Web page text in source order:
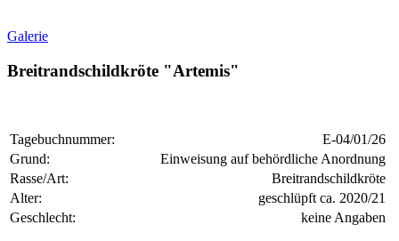
Galerie
Breitrandschildkröte "Artemis"
Tagebuchnummer:
E-04/01/26
Grund:
Einweisung auf behördliche Anordnung
Rasse/Art:
Breitrandschildkröte
Alter:
geschlüpft ca. 2020/21
Geschlecht:
keine Angaben